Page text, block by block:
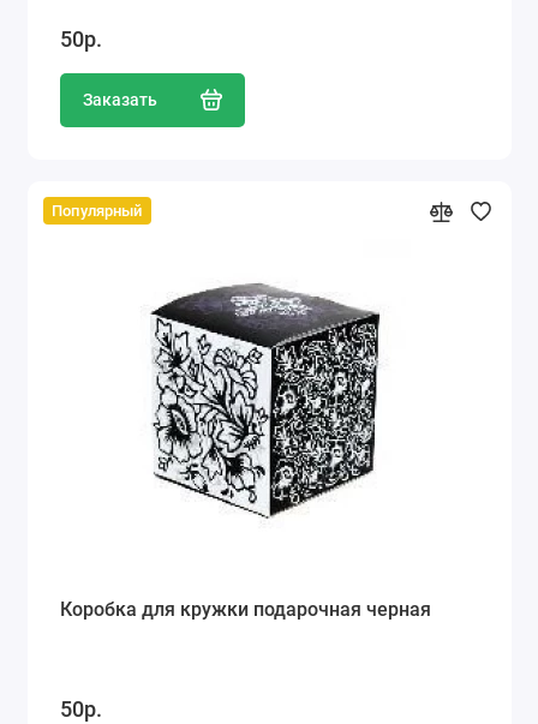
50р.
Заказать
Популярный
Коробка для кружки подарочная черная
50р.